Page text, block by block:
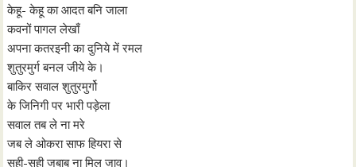
केहू- केहू का आदत बनि जाला
कवनों पागल लेखाँ
अपना कतरइनी का दुनिये में रमल
शुतुरमुर्ग बनल जीये के।
बाकिर सवाल शुतुरमुर्गो
के जिनिगी पर भारी पड़ेला
सवाल तब ले ना मरे
जब ले ओकरा साफ हियरा से
सही-सही जबाब ना मिल जाव।